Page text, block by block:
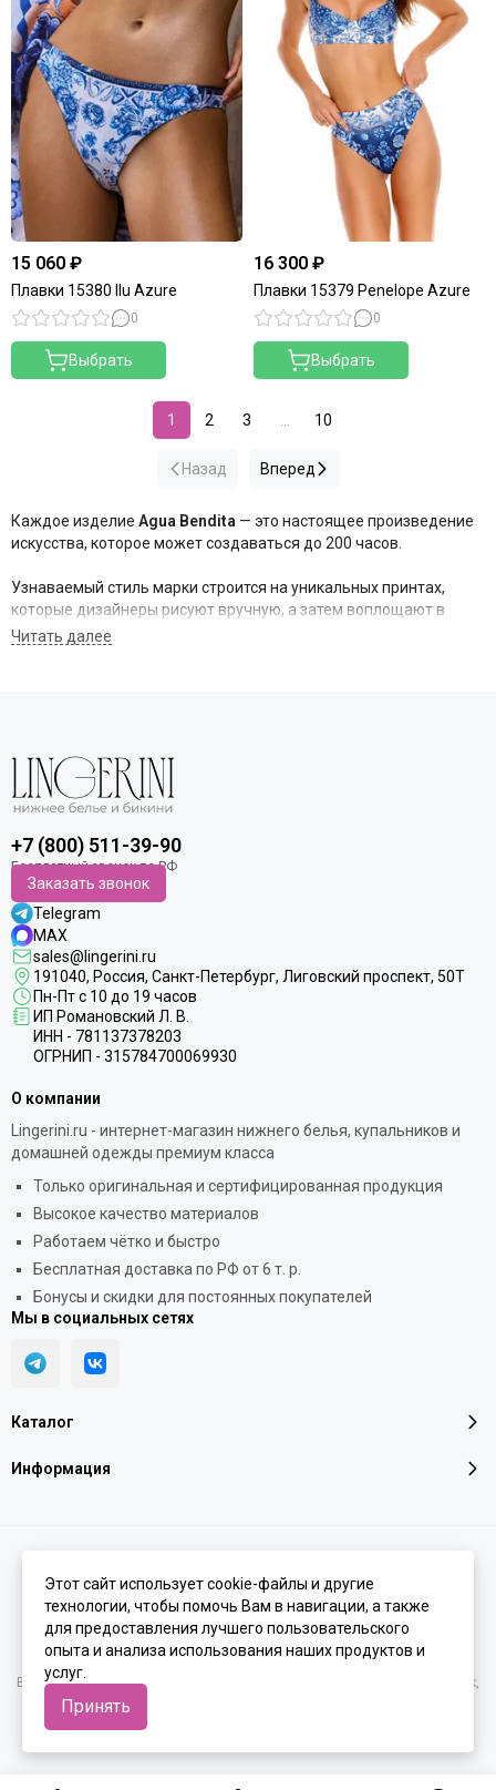
15 060 ₽
Плавки 15380 Ilu Azure
0
Выбрать
16 300 ₽
Плавки 15379 Penelope Azure
0
Выбрать
Назад
1 2 3 10
Вперед
Каждое изделие Agua Bendita — это настоящее произведение
искусства, которое может создаваться до 200 часов
Узнаваемый стиль марки строится на уникальных принтах,
которые дизайнеры рисуют вручную, а затем воплощают в
жизнь с помощью искусной вышивки
пляжную моду, покорившую сердца миллионов
Компания остается верна принципам устойчивого развития,
перепродаже люксовых вещей, чтобы подарить своим
"произведениям искусства" долгую жизнь.
+7 (800) 511-39-90
Заказать звонок
Telegram
MAX
sales@lingerini.ru
191040, Россия, Санкт-Петербург, Лиговский проспект, 50Т
Пн-Пт с 10 до 19 часов
ИП Романовский Л. В.
ИНН - 781137378203
ОГРНИП - 315784700069930
Каталог
Информация
О компании
Lingerini.ru - интернет-магазин нижнего белья, купальников и
домашней одежды премиум класса
Только оригинальная и сертифицированная продукция
Высокое качество материалов
Работаем чётко и быстро
Бесплатная доставка по РФ от 6 т. р.
Бонусы и скидки для постоянных покупателей
Мы в социальных сетях
одежда премиум класса.Карта сайта
Вся представленная на сайте информация, касающаяся характеристик,
стоимости товаров и услуг, носит информационный характер и ни при
каких условиях не является публичной офертой, определяемой
Этот сайт использует cookie-файлы и другие
технологии, чтобы помочь Вам в навигации, а также
для предоставления лучшего пользовательского
опыта и анализа использования наших продуктов и
услуг.
Принять